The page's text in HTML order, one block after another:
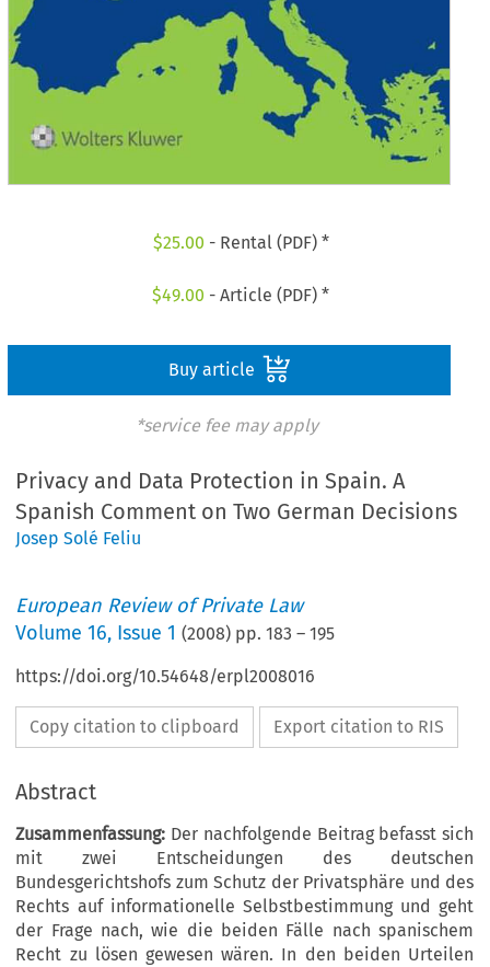
$25.00 - Rental (PDF) *
$49.00 - Article (PDF) *
Buy article
*service fee may apply
Privacy and Data Protection in Spain. A
Spanish Comment on Two German Decisions
Josep Solé Feliu
European Review of Private Law
Volume16, Issue 1 (2008) pp.183 –195
https://doi.org/10.54648/erpl2008016
Copy citation to clipboard Export citation to RIS
Abstract
Zusammenfassung: Der nachfolgende Beitrag befasst sich
mit zwei Entscheidungen des deutschen
Bundesgerichtshofs zum Schutz der Privatsphäre und des
Rechts auf informationelle Selbstbestimmung und geht
der Frage nach, wie die beiden Fälle nach spanischem
Recht zu lösen gewesen wären. In den beiden Urteilen